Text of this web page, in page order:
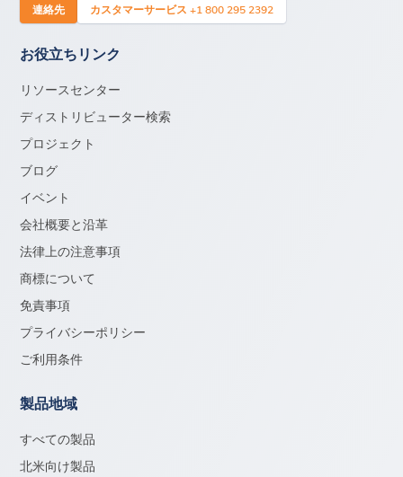
連絡先 カスタマーサービス +1 800 295 2392
お役立ちリンク
リソースセンター
ディストリビューター検索
プロジェクト
ブログ
イベント
会社概要と沿革
法律上の注意事項
商標について
免責事項
プライバシーポリシー
ご利用条件
製品地域
すべての製品
北米向け製品